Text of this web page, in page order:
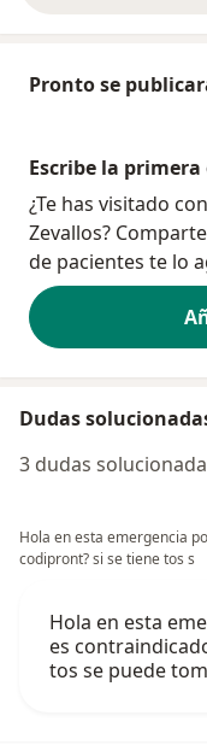
Pronto se
Escribe la
¿Te has visitado
Zevallos?
de pacientes te lo
Dudas
3 dudas
Hola en esta emergencia
codipront? si se tiene tos s
Hola en esta
es
tos se puede